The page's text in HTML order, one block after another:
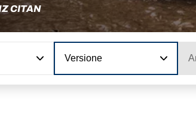
CITAN
Versione